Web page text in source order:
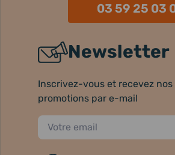
03 59 25 03
Newsletter
Inscrivez-vous et recevez
promotions par e-mail